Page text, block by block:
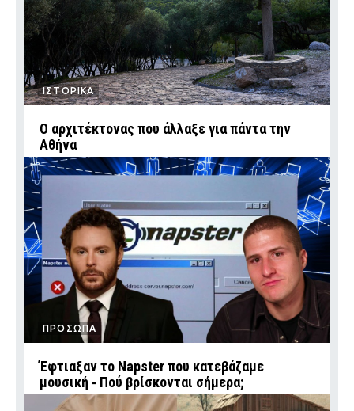
ΙΣΤΟΡΙΚΑ
Ο αρχιτέκτονας που άλλαξε για πάντα την
Αθήνα
ΠΡΟΣΩΠΑ
Έφτιαξαν το Napster που κατεβάζαμε
μουσική ‑ Πού βρίσκονται σήμερα;